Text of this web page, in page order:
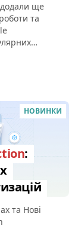
ще
та
НОВИНКИ
:
та Нові